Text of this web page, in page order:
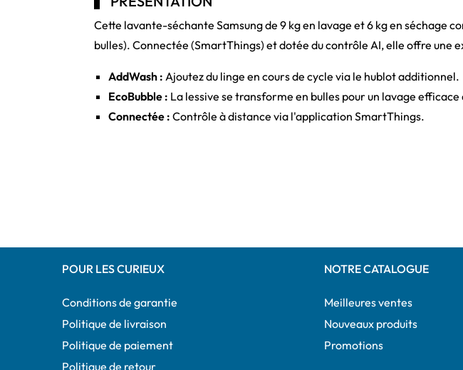
Cette lavante-séchante Samsung de 9 kg en lavage et 6 kg en séchage
bulles). Connectée (SmartThings) et dotée du contrôle AI, elle offre une
AddWash : Ajoutez du linge en cours de cycle via le hublot additionnel.
EcoBubble : La lessive se transforme en bulles pour un lavage
Connectée : Contrôle à distance via l'application SmartThings.
POUR LES CURIEUX
Conditions de garantie
Politique de livraison
Politique de paiement
Politique de retour
NOTRE CATALOGUE
Meilleures ventes
Nouveaux produits
Promotions